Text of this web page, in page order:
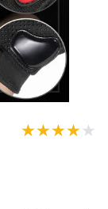
★★★★★
★★★★★